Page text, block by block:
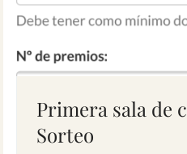
Primera sala de
Sorteo